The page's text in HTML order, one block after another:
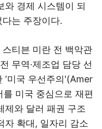
와 경제 시스템이 되
는 주장이다.
티븐 미란 전 백악관
무역·제조업 담당 선
‘미국 우선주의'(Amer
미국 중심으로 재편
제와 달러 패권 구조
자 확대, 일자리 감소